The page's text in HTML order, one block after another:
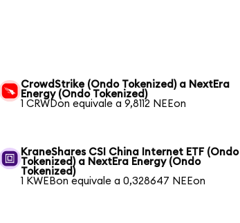
CrowdStrike (Ondo Tokenized) a NextEra
Energy (Ondo Tokenized)
1 CRWDon equivale a 9,8112 NEEon
KraneShares CSI China Internet ETF (Ondo
Tokenized) a NextEra Energy (Ondo
Tokenized)
1 KWEBon equivale a 0,328647 NEEon